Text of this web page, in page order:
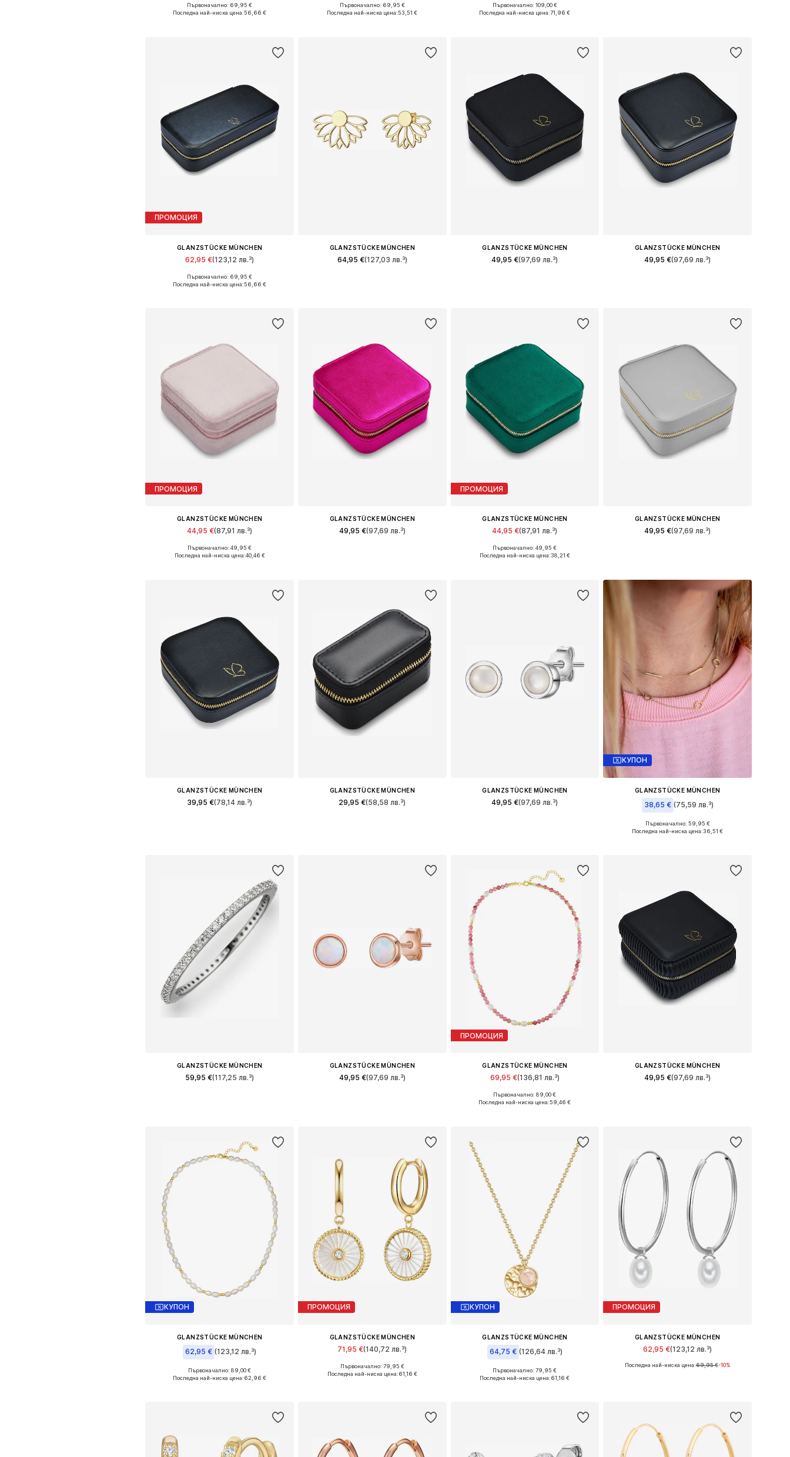
Налични размери: One Size
Първоначално: 69,95 €
Последна най-ниска цена:56,66 €
Налични размери: One Size
Първоначално: 69,95 €
Последна най-ниска цена:53,51 €
Налични размери: One Size
Първоначално: 109,00 €
Последна най-ниска цена:71,96 €
ПРОМОЦИЯ
GLANZSTÜCKE MÜNCHEN
62,95 €(123,12 лв.³)
Налични размери: One Size
Първоначално: 69,95 €
Последна най-ниска цена:56,66 €
GLANZSTÜCKE MÜNCHEN
64,95 €(127,03 лв.³)
GLANZSTÜCKE MÜNCHEN
49,95 €(97,69 лв.³)
GLANZSTÜCKE MÜNCHEN
49,95 €(97,69 лв.³)
ПРОМОЦИЯ
GLANZSTÜCKE MÜNCHEN
44,95 €(87,91 лв.³)
Налични размери: One Size
Първоначално: 49,95 €
Последна най-ниска цена:40,46 €
GLANZSTÜCKE MÜNCHEN
49,95 €(97,69 лв.³)
ПРОМОЦИЯ
GLANZSTÜCKE MÜNCHEN
44,95 €(87,91 лв.³)
Налични размери: One Size
Първоначално: 49,95 €
Последна най-ниска цена:38,21 €
GLANZSTÜCKE MÜNCHEN
49,95 €(97,69 лв.³)
GLANZSTÜCKE MÜNCHEN
39,95 €(78,14 лв.³)
GLANZSTÜCKE MÜNCHEN
29,95 €(58,58 лв.³)
GLANZSTÜCKE MÜNCHEN
49,95 €(97,69 лв.³)
КУПОН
GLANZSTÜCKE MÜNCHEN
38,65 € (75,59 лв.³)
Налични размери: One Size
Първоначално: 59,95 €
Последна най-ниска цена:36,51 €
GLANZSTÜCKE MÜNCHEN
59,95 €(117,25 лв.³)
GLANZSTÜCKE MÜNCHEN
49,95 €(97,69 лв.³)
ПРОМОЦИЯ
GLANZSTÜCKE MÜNCHEN
69,95 €(136,81 лв.³)
Налични размери: One Size
Първоначално: 89,00 €
Последна най-ниска цена:59,46 €
GLANZSTÜCKE MÜNCHEN
49,95 €(97,69 лв.³)
КУПОН
GLANZSTÜCKE MÜNCHEN
62,95 € (123,12 лв.³)
Налични размери: One Size
Първоначално: 89,00 €
Последна най-ниска цена:62,96 €
ПРОМОЦИЯ
GLANZSTÜCKE MÜNCHEN
71,95 €(140,72 лв.³)
Налични размери: One Size
Първоначално: 79,95 €
Последна най-ниска цена:61,16 €
КУПОН
GLANZSTÜCKE MÜNCHEN
64,75 € (126,64 лв.³)
Налични размери: One Size
Първоначално: 79,95 €
Последна най-ниска цена:61,16 €
ПРОМОЦИЯ
GLANZSTÜCKE MÜNCHEN
62,95 €(123,12 лв.³)
Налични размери: One Size
Последна най-ниска цена:69,95 €-10%